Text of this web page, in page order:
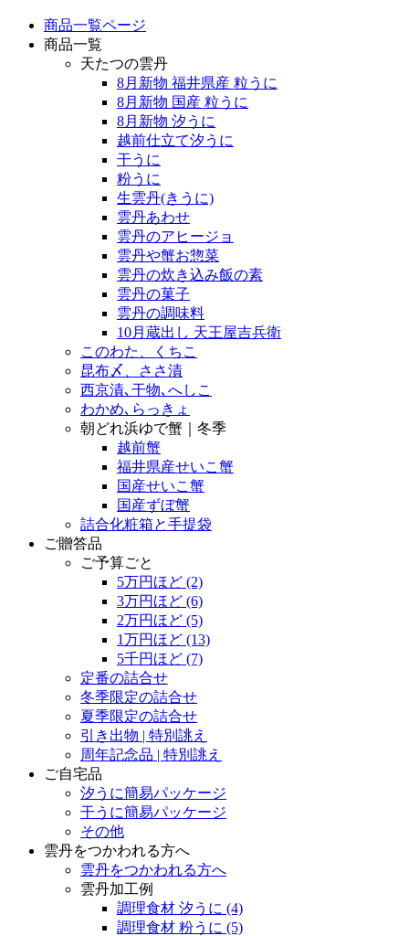
商品一覧ページ
商品一覧
天たつの雲丹
8月新物 福井県産 粒うに
8月新物 国産 粒うに
8月新物 汐うに
越前仕立て汐うに
干うに
粉うに
生雲丹(きうに)
雲丹あわせ
雲丹のアヒージョ
雲丹や蟹お惣菜
雲丹の炊き込み飯の素
雲丹の菓子
雲丹の調味料
10月蔵出し 天王屋吉兵衛
このわた、くちこ
昆布〆、ささ漬
西京漬､干物､へしこ
わかめ､らっきょ
朝どれ浜ゆで蟹｜冬季
越前蟹
福井県産せいこ蟹
国産せいこ蟹
国産ずぼ蟹
詰合化粧箱と手提袋
ご贈答品
ご予算ごと
5万円ほど (2)
3万円ほど (6)
2万円ほど (5)
1万円ほど (13)
5千円ほど (7)
定番の詰合せ
冬季限定の詰合せ
夏季限定の詰合せ
引き出物 | 特別誂え
周年記念品 | 特別誂え
ご自宅品
汐うに簡易パッケージ
干うに簡易パッケージ
その他
雲丹をつかわれる方へ
雲丹をつかわれる方へ
雲丹加工例
調理食材 汐うに (4)
調理食材 粉うに (5)